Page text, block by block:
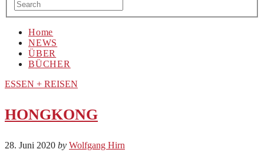
Home
NEWS
ÜBER
BÜCHER
ESSEN + REISEN
HONGKONG
28. Juni 2020 by Wolfgang Hirn